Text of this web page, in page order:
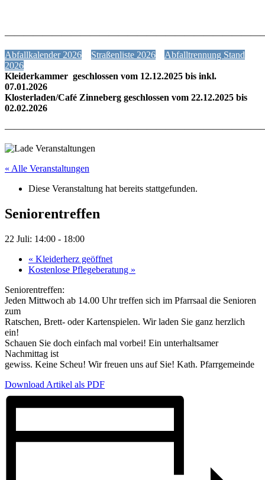
Abfallkalender 2026
Straßenliste 2026
Abfalltrennung Stand
2026
Kleiderkammer geschlossen vom 12.12.2025 bis inkl.
07.01.2026
Klosterladen/Café Zinneberg geschlossen vom 22.12.2025 bis
02.02.2026
« Alle Veranstaltungen
Diese Veranstaltung hat bereits stattgefunden.
Seniorentreffen
22 Juli: 14:00 - 18:00
« Kleiderherz geöffnet
Kostenlose Pflegeberatung »
Seniorentreffen:
Jeden Mittwoch ab 14.00 Uhr treffen sich im Pfarrsaal die Senioren
zum
Ratschen, Brett- oder Kartenspielen. Wir laden Sie ganz herzlich
ein!
Schauen Sie doch einfach mal vorbei! Ein unterhaltsamer
Nachmittag ist
gewiss. Keine Scheu! Wir freuen uns auf Sie! Kath. Pfarrgemeinde
Download Artikel als PDF